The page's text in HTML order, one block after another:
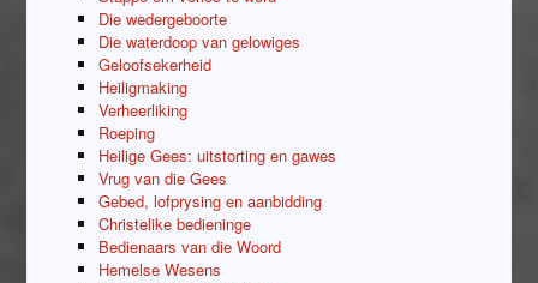
Die wedergeboorte
Die waterdoop van gelowiges
Geloofsekerheid
Heiligmaking
Verheerliking
Roeping
Heilige Gees: uitstorting en gawes
Vrug van die Gees
Gebed, lofprysing en aanbidding
Christelike bedieninge
Bedienaars van die Woord
Hemelse Wesens